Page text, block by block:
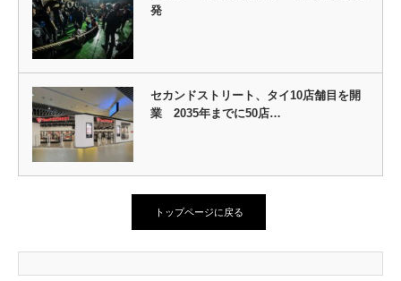
発
セカンドストリート、タイ10店舗目を開
業 2035年までに50店…
トップページに戻る